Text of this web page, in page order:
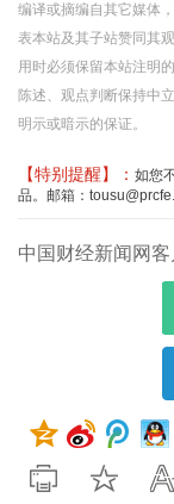
编译或摘编自其它媒体
表本站及其子站赞同其
用时必须保留本站注明
陈述、观点判断保持中
明示或暗示的保证。
【特别提醒】： 如您
品。邮箱：
中国财经新闻网